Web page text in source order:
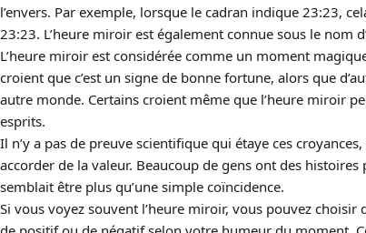
l’envers. Par exemple, lorsque le cadran indique 23:23,
23:23. L’heure miroir est également connue sous le nom
L’heure miroir est considérée comme un moment
croient que c’est un signe de bonne fortune, alors que
autre monde. Certains croient même que l’heure miroir
esprits.
Il n’y a pas de preuve scientifique qui étaye ces
accorder de la valeur. Beaucoup de gens ont des
semblait être plus qu’une simple coïncidence.
Si vous voyez souvent l’heure miroir, vous pouvez